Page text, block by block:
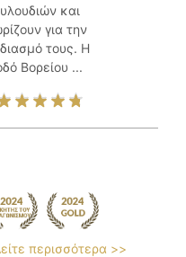
και
για την
τους. Η
Βορείου ...
περισσότερα >>